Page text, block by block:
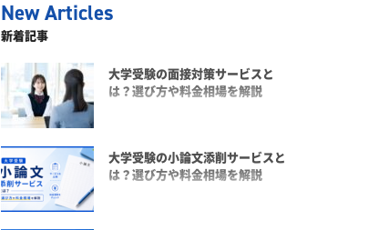
新着記事
大学受験の面接対策サービスと
は？選び方や料金相場を解説
大学受験の小論文添削サービスと
は？選び方や料金相場を解説